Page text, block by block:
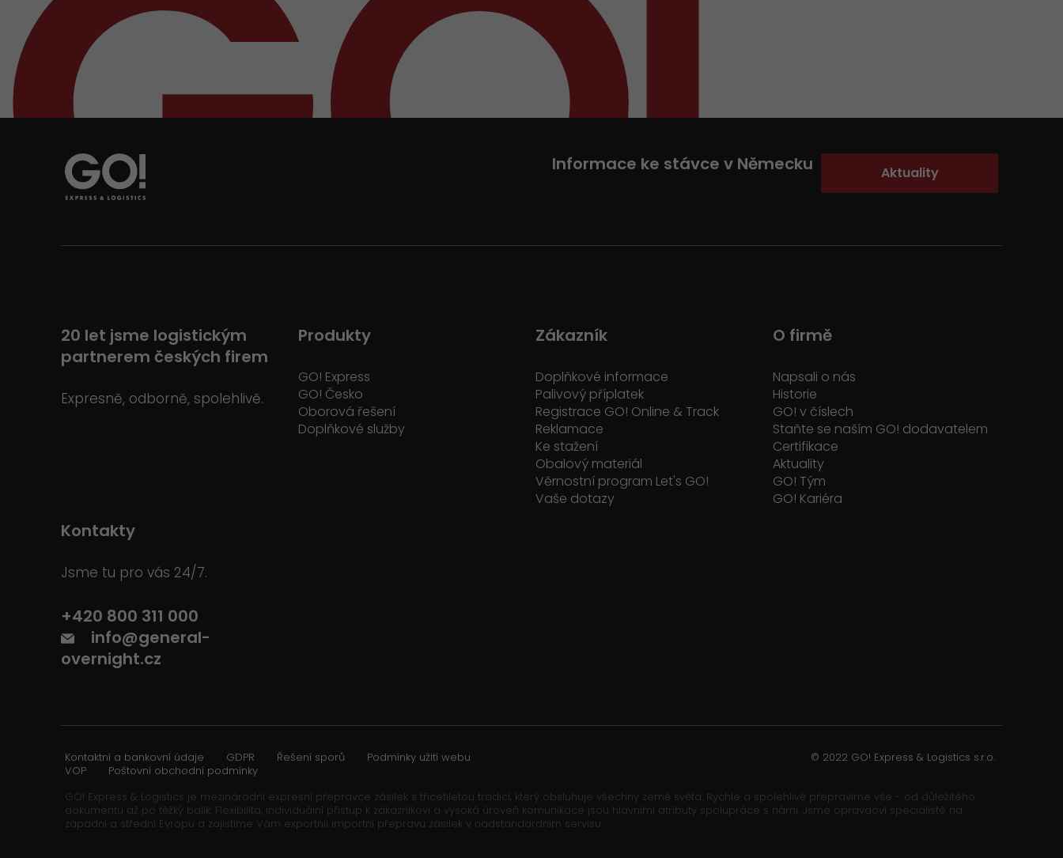
Informace ke stávce v Německu Aktuality
20 let jsme logistickým
partnerem českých firem
Expresně, odborně, spolehlivě.
Produkty
GO! Express
GO! Česko
Oborová řešení
Doplňkové služby
Zákazník
Doplňkové informace
Palivový příplatek
Registrace GO! Online & Track
Reklamace
Ke stažení
Obalový materiál
Věrnostní program Let's GO!
Vaše dotazy
O firmě
Napsali o nás
Historie
GO! v číslech
Staňte se naším GO! dodavatelem
Certifikace
Aktuality
GO! Tým
GO! Kariéra
Kontakty
Jsme tu pro vás 24/7.
+420 800 311 000
info@general-
overnight.cz
Kontaktní a bankovní údaje GDPR Řešení sporů
Podmínky užití webu
VOP
Poštovní obchodní podmínky
GO! Express & Logistics je mezinárodní expresní přepravce zásilek s třicetiletou tradicí, který obsluhuje všechny země světa. Rychle a spolehlivě přepravíme vše - od důležitého
dokumentu až po těžký balík. Flexibilita, individuální přístup k zákazníkovi a vysoká úroveň komunikace jsou hlavními atributy spolupráce s námi. Jsme opravdoví specialisté na
západní a střední Evropu a zajistíme Vám exportníi importní přepravu zásilek v nadstandardním servisu.
© 2022 GO! Express & Logistics s.r.o.